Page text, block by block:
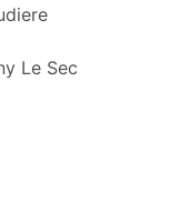
Le Sec